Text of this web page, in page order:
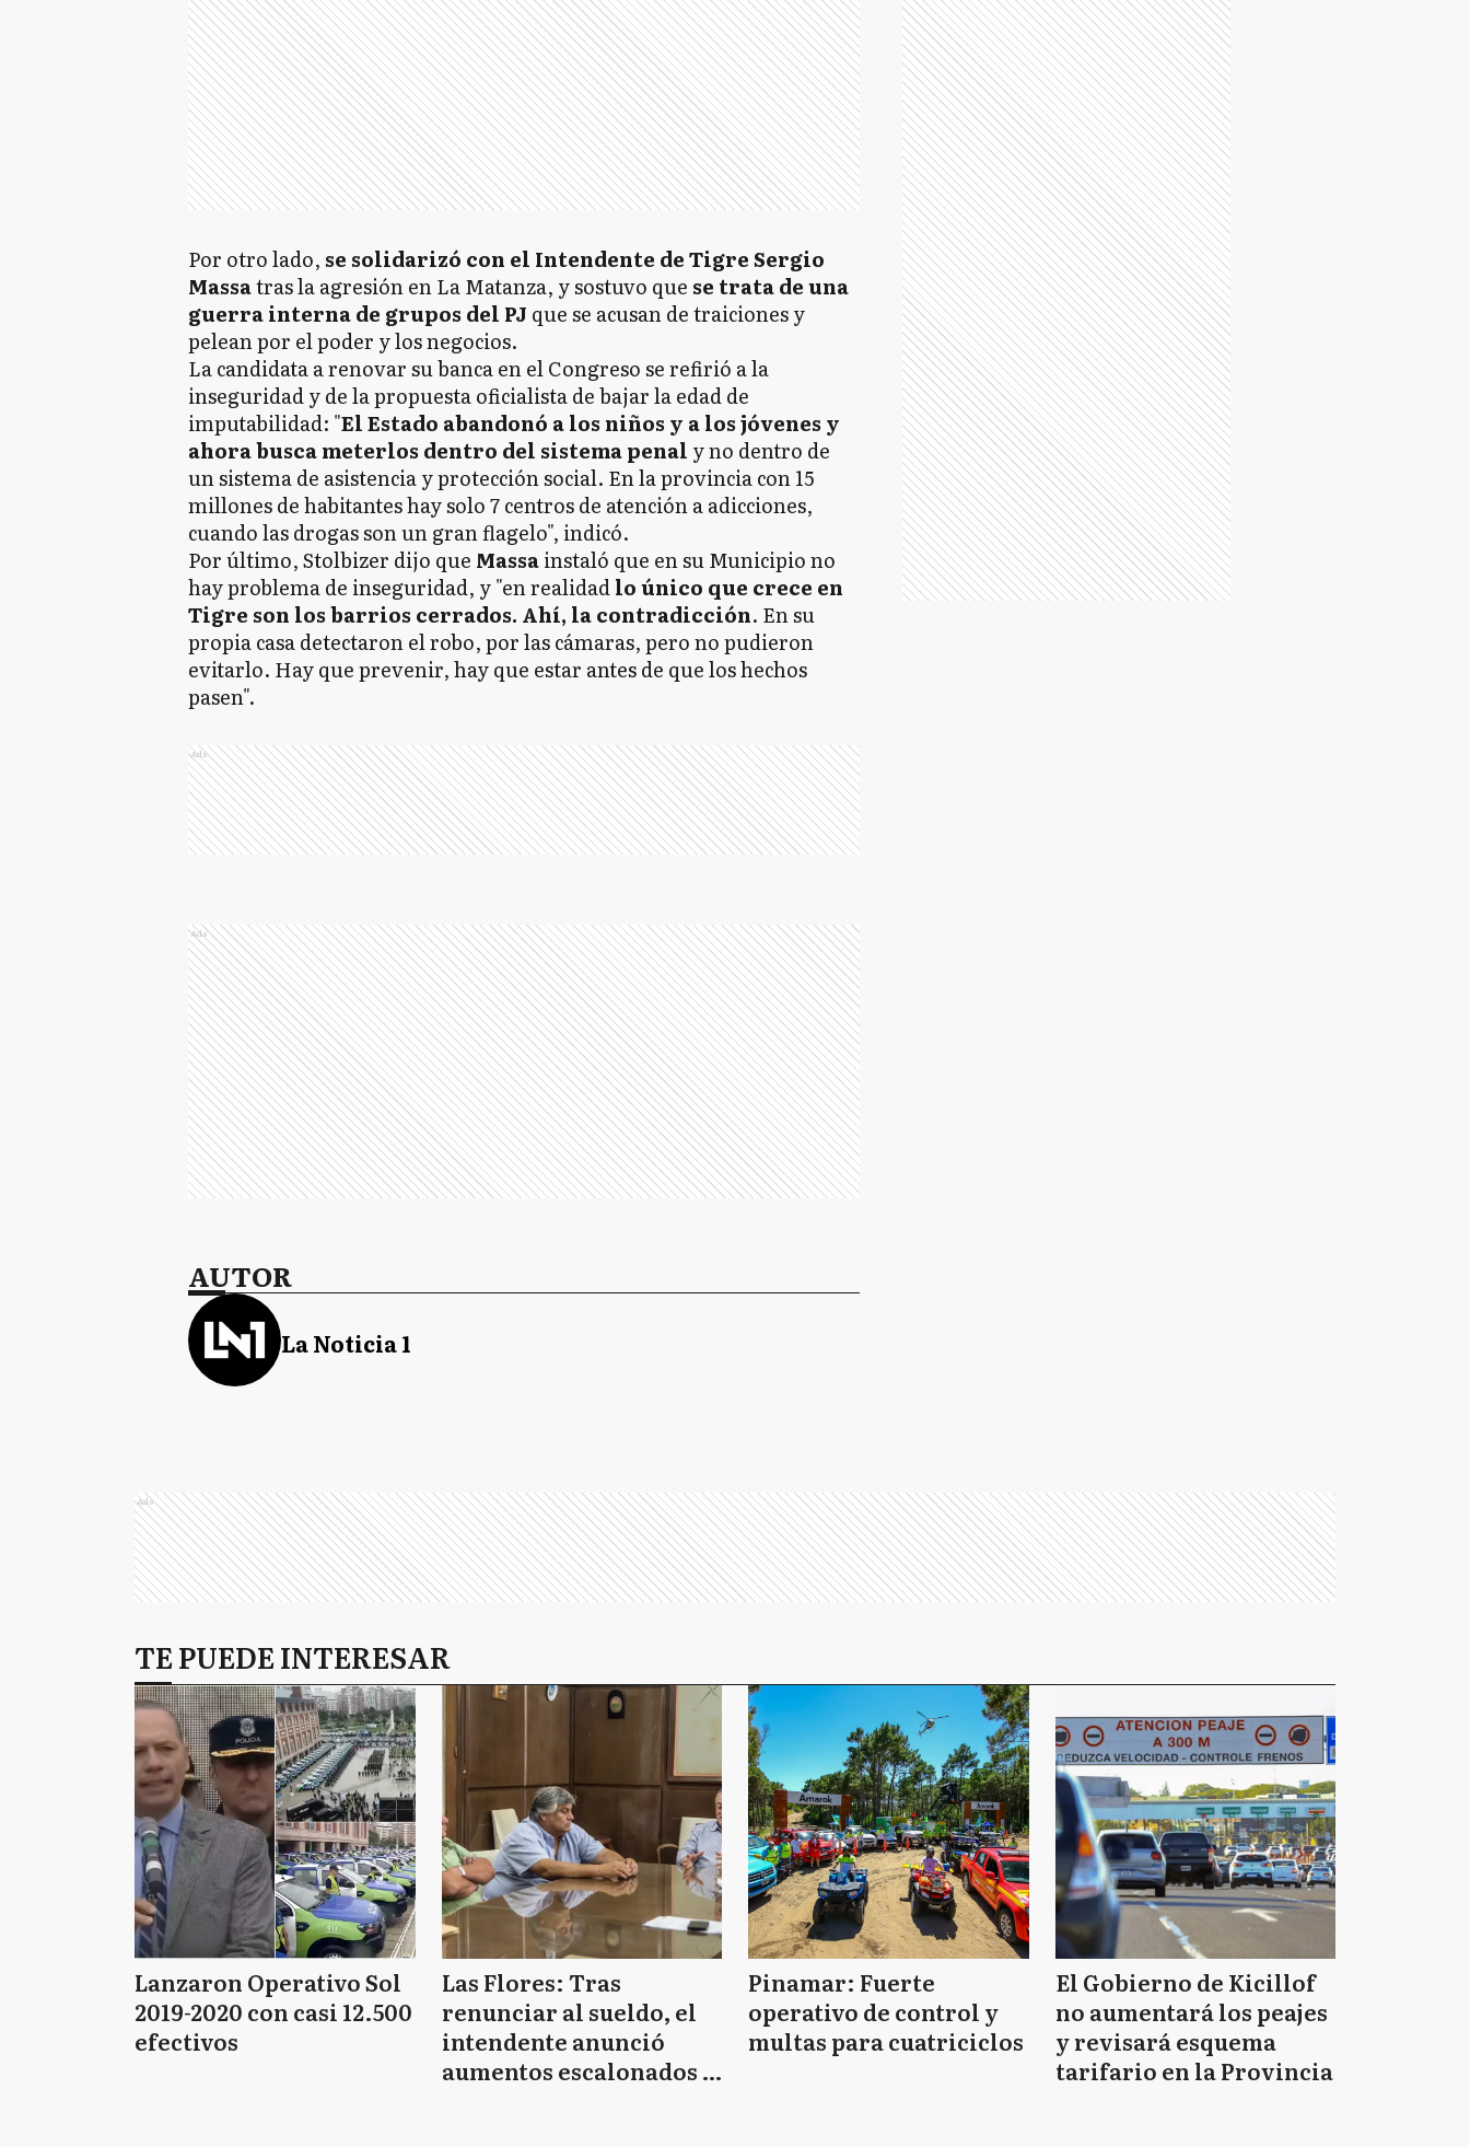
Por otro lado, se solidarizó con el Intendente de Tigre Sergio
Massatras la agresión en La Matanza, y sostuvo que se trata de una
guerra interna de grupos del PJ que se acusan de traiciones y
pelean por el poder y los negocios.
La candidata a renovar su banca en el Congreso se refirió a la
inseguridad y de la propuesta oficialista de bajar la edad de
imputabilidad: "El Estado abandonó a los niños y a los jóvenes y
ahora busca meterlos dentro del sistema penal y no dentro de
un sistema de asistencia y protección social. En la provincia con 15
millones de habitantes hay solo 7 centros de atención a adicciones,
cuando las drogas son un gran flagelo", indicó.
Por último, Stolbizer dijo que Massainstaló que en su Municipio no
hay problema de inseguridad, y "en realidadlo único que crece en
Tigre son los barrios cerrados. Ahí, la contradicción. En su
propia casa detectaron el robo, por las cámaras, pero no pudieron
evitarlo. Hay que prevenir, hay que estar antes de que los hechos
pasen".
Ads
Ads
AUTOR
La Noticia 1
Ads
TE PUEDE INTERESAR
Lanzaron Operativo Sol
2019-2020 con casi 12.500
efectivos
Las Flores: Tras
renunciar al sueldo, el
intendente anunció
aumentos escalonados y
Pinamar: Fuerte
operativo de control y
multas para cuatriciclos
El Gobierno de Kicillof
no aumentará los peajes
y revisará esquema
tarifario en la Provincia